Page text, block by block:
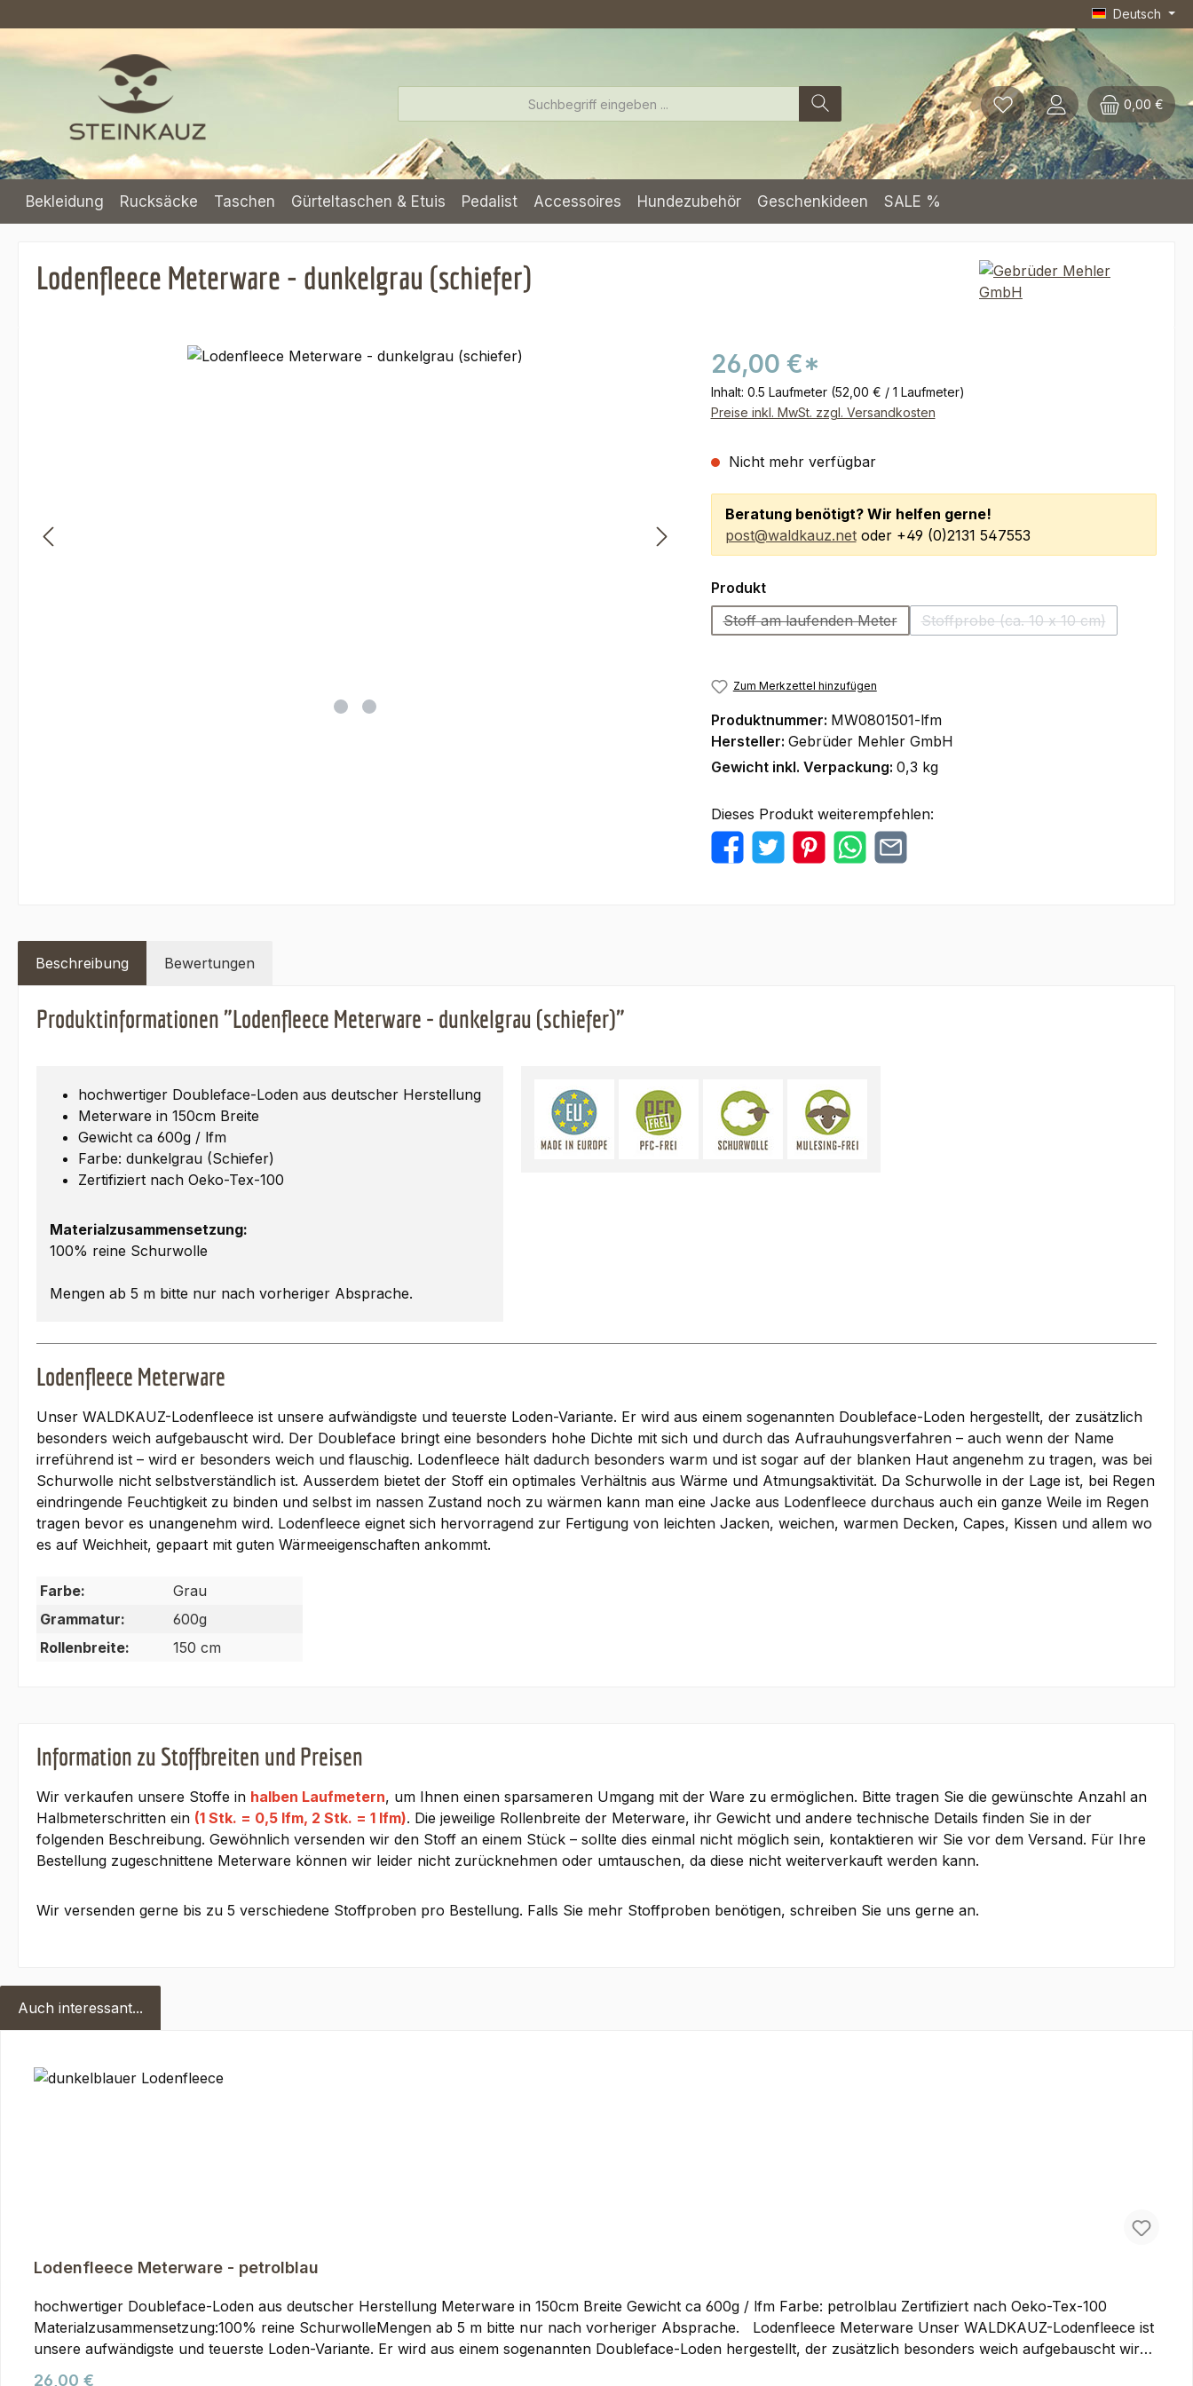
Deutsch
0,00 €
Bekleidung Rucksäcke Taschen Gürteltaschen & Etuis Pedalist Accessoires Hundezubehör Geschenkideen SALE %
Lodenfleece Meterware - dunkelgrau (schiefer)
Bildergalerie überspringen 26,00 €*
Inhalt: 0.5 Laufmeter (52,00 € / 1 Laufmeter)
Preise inkl. MwSt. zzgl. Versandkosten
Nicht mehr verfügbar
Beratung benötigt? Wir helfen gerne!
post@waldkauz.netoder +49 (0)2131 547553
Produktauswählen
Stoff am laufenden Meter
(Diese Option ist zurzeit nicht verfügbar.)
Stoffprobe (ca. 10 x 10 cm)
(Diese Option ist zurzeit nicht
Zum Merkzettel hinzufügen
Produktnummer: MW0801501-lfm
Hersteller: Gebrüder Mehler GmbH
Gewicht inkl. Verpackung: 0,3 kg
Dieses Produkt weiterempfehlen:
Beschreibung Bewertungen
Produktinformationen "Lodenfleece Meterware - dunkelgrau (schiefer)"
hochwertiger Doubleface-Loden aus deutscher Herstellung
Meterware in 150cm Breite
Gewicht ca 600g / lfm
Farbe: dunkelgrau (Schiefer)
Zertifiziert nach Oeko-Tex-100
Materialzusammensetzung:
100% reine Schurwolle
Mengen ab 5 m bitte nur nach vorheriger Absprache.
Lodenfleece Meterware
Unser WALDKAUZ-Lodenfleece ist unsere aufwändigste und teuerste Loden-Variante. Er wird aus einem sogenannten Doubleface-Loden hergestellt, der zusätzlich
besonders weich aufgebauscht wird. Der Doubleface bringt eine besonders hohe Dichte mit sich und durch das Aufrauhungsverfahren – auch wenn der Name
irreführend ist – wird er besonders weich und flauschig. Lodenfleece hält dadurch besonders warm und ist sogar auf der blanken Haut angenehm zu tragen, was bei
Schurwolle nicht selbstverständlich ist. Ausserdem bietet der Stoff ein optimales Verhältnis aus Wärme und Atmungsaktivität. Da Schurwolle in der Lage ist, bei Regen
eindringende Feuchtigkeit zu binden und selbst im nassen Zustand noch zu wärmen kann man eine Jacke aus Lodenfleece durchaus auch ein ganze Weile im Regen
tragen bevor es unangenehm wird. Lodenfleece eignet sich hervorragend zur Fertigung von leichten Jacken, weichen, warmen Decken, Capes, Kissen und allem wo
es auf Weichheit, gepaart mit guten Wärmeeigenschaften ankommt.
Farbe:
Grau
Grammatur:
600g
Rollenbreite:
150 cm
Information zu Stoffbreiten und Preisen
Wir verkaufen unsere Stoffe in halben Laufmetern, um Ihnen einen sparsameren Umgang mit der Ware zu ermöglichen. Bitte tragen Sie die gewünschte Anzahl an
Halbmeterschritten ein (1 Stk. = 0,5 lfm, 2 Stk. = 1 lfm). Die jeweilige Rollenbreite der Meterware, ihr Gewicht und andere technische Details finden Sie in der
folgenden Beschreibung. Gewöhnlich versenden wir den Stoff an einem Stück – sollte dies einmal nicht möglich sein, kontaktieren wir Sie vor dem Versand. Für Ihre
Bestellung zugeschnittene Meterware können wir leider nicht zurücknehmen oder umtauschen, da diese nicht weiterverkauft werden kann.
Wir versenden gerne bis zu 5 verschiedene Stoffproben pro Bestellung. Falls Sie mehr Stoffproben benötigen, schreiben Sie uns gerne an.
Auch interessant...
Lodenfleece Meterware - petrolblau
hochwertiger Doubleface-Loden aus deutscher Herstellung Meterware in 150cm Breite Gewicht ca 600g / lfm Farbe: petrolblau Zertifiziert nach Oeko-Tex-100
Materialzusammensetzung:100% reine SchurwolleMengen ab 5 m bitte nur nach vorheriger Absprache. Lodenfleece Meterware Unser WALDKAUZ-Lodenfleece ist
unsere aufwändigste und teuerste Loden-Variante. Er wird aus einem sogenannten Doubleface-Loden hergestellt, der zusätzlich besonders weich aufgebauscht wird.
Der Doubleface bringt eine besonders hohe Dichte mit sich und durch das Aufrauhungsverfahren – auch wenn der Name irreführend ist – wird er besonders weich
Regulärer Preis:
26,00 €